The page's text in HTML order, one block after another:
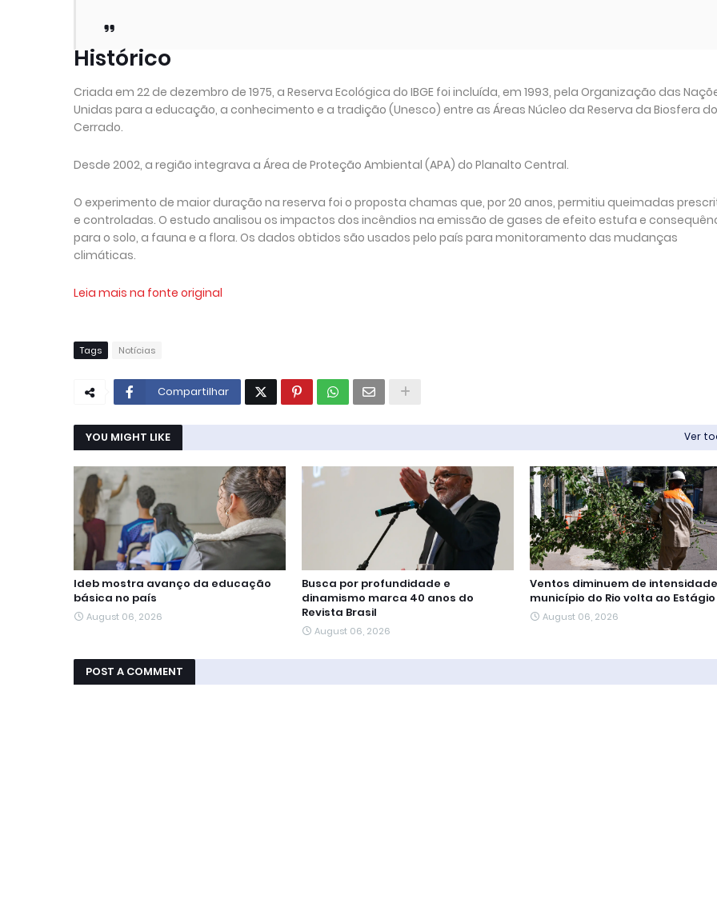
Histórico
Criada em 22 de dezembro de 1975, a Reserva Ecológica do IBGE foi incluída, em 1993, pela Organização das
Unidas para a educação, a conhecimento e a tradição (Unesco) entre as Áreas Núcleo da Reserva da Biosfera do
Cerrado.
Desde 2002, a região integrava a Área de Proteção Ambiental (APA) do Planalto Central.
O experimento de maior duração na reserva foi o proposta chamas que, por 20 anos, permitiu queimadas
e controladas. O estudo analisou os impactos dos incêndios na emissão de gases de efeito estufa e
para o solo, a fauna e a flora. Os dados obtidos são usados pelo país para monitoramento das mudanças
climáticas.
Leia mais na fonte original
Tags Notícias
Compartilhar
YOU MIGHT LIKE Ver
Ideb mostra avanço da educação
básica no país
August 06, 2026
Busca por profundidade e
dinamismo marca 40 anos do
Revista Brasil
August 06, 2026
Ventos diminuem de
município do Rio volta ao Estágio
August 06, 2026
POST A COMMENT